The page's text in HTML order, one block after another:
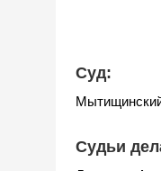
Суд:
Судьи